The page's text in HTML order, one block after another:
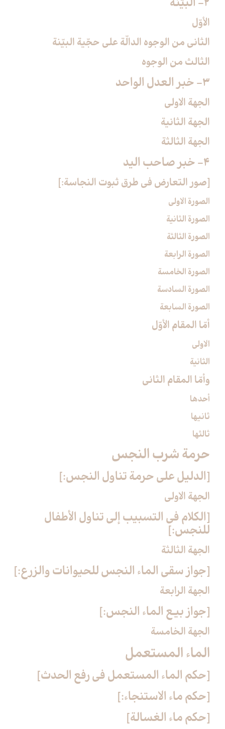
2- البيّنة
الأوّل
الثاني من الوجوه الدالّة على حجّية البيّنة
الثالث من الوجوه
3- خبر العدل الواحد
الجهة الاولى
الجهة الثانية
الجهة الثالثة
4- خبر صاحب اليد
[صور التعارض في طرق ثبوت النجاسة:]
الصورة الاولى
الصورة الثانية
الصورة الثالثة
الصورة الرابعة
الصورة الخامسة
الصورة السادسة
الصورة السابعة
أمّا المقام الأوّل‏
الاولى
الثانية
وأمّا المقام الثاني‏
أحدها
ثانيها
ثالثها
حرمة شرب النجس‏
[الدليل على حرمة تناول النجس:]
الجهة الاولى
[الكلام في التسبيب إلى تناول الأطفال
للنجس:]
الجهة الثالثة
[جواز سقي الماء النجس للحيوانات والزرع:]
الجهة الرابعة
[جواز بيع الماء النجس:]
الجهة الخامسة
الماء المستعمل‏
[حكم الماء المستعمل في رفع الحدث‏]
[حكم ماء الاستنجاء:]
[حكم ماء الغسالة]